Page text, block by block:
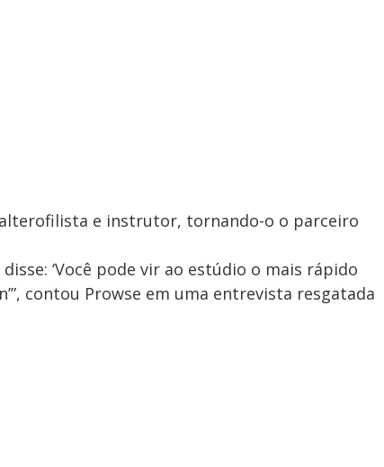
e instrutor, tornando-o o parceiro
‘Você pode vir ao estúdio o mais rápido
contou Prowse em uma entrevista resgatada